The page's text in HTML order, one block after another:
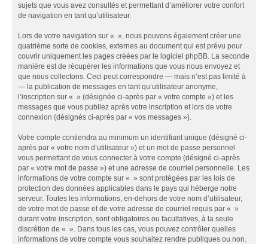
sujets que vous avez consultés et permettant d’améliorer votre confort
de navigation en tant qu’utilisateur.
Lors de votre navigation sur « », nous pouvons également créer une
quatrième sorte de cookies, externes au document qui est prévu pour
couvrir uniquement les pages créées par le logiciel phpBB. La seconde
manière est de récupérer les informations que vous nous envoyez et
que nous collectons. Ceci peut correspondre — mais n’est pas limité à
— la publication de messages en tant qu’utilisateur anonyme,
l’inscription sur « » (désignée ci-après par « votre compte ») et les
messages que vous publiez après votre inscription et lors de votre
connexion (désignés ci-après par « vos messages »).
Votre compte contiendra au minimum un identifiant unique (désigné ci-
après par « votre nom d’utilisateur ») et un mot de passe personnel
vous permettant de vous connecter à votre compte (désigné ci-après
par « votre mot de passe ») et une adresse de courriel personnelle. Les
informations de votre compte sur « » sont protégées par les lois de
protection des données applicables dans le pays qui héberge notre
serveur. Toutes les informations, en-dehors de votre nom d’utilisateur,
de votre mot de passe et de votre adresse de courriel requis par « »
durant votre inscription, sont obligatoires ou facultatives, à la seule
discrétion de « ». Dans tous les cas, vous pouvez contrôler quelles
informations de votre compte vous souhaitez rendre publiques ou non.